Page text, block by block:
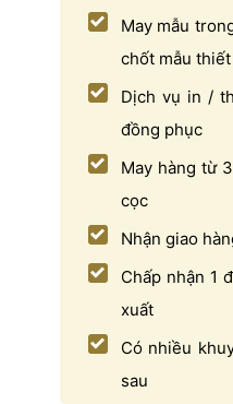
May mẫu
chốt mẫu
Dịch vụ in /
đồng phục
May hàng từ
cọc
Nhận giao
Chấp nhận 1
xuất
Có nhiều
sau